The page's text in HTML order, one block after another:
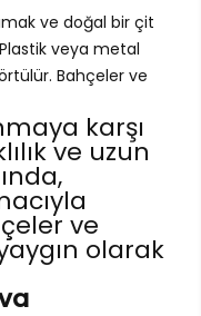
ve doğal bir çit
veya metal
Bahçeler ve
karşı
ve uzun
ve
olarak